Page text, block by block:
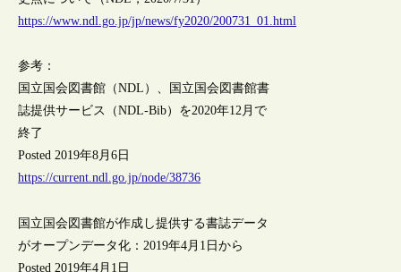
https://www.ndl.go.jp/jp/news/fy2020/200731_01.html
参考：
国立国会図書館（NDL）、国立国会図書館書
誌提供サービス（NDL-Bib）を2020年12月で
終了
Posted 2019年8月6日
https://current.ndl.go.jp/node/38736
国立国会図書館が作成し提供する書誌データ
がオープンデータ化：2019年4月1日から
Posted 2019年4月1日